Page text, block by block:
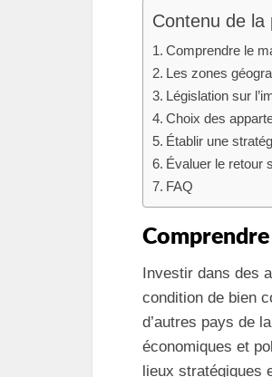
Contenu de la
Comprendre le
Les zones
Législation sur
Choix des
Établir une
Évaluer le retour
FAQ
Investir dans des
condition de bien
d’autres pays de
économiques et
lieux stratégiques